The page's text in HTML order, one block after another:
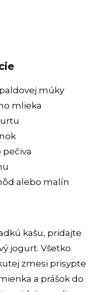
múky
mlieka
pečiva
alebo malín
kašu, pridajte
jogurt. Všetko
zmesi prisypte
a prášok do